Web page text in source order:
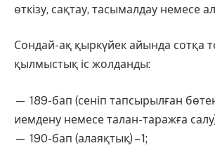
өткізу, сақтау, тасымалдау немесе
Сондай-ақ қыркүйек айында сотқа
қылмыстық іс жолданды:
— 189-бап (сеніп тапсырылған бөтен
иемдену немесе талан-таражға
— 190-бап (алаяқтық) – 1;